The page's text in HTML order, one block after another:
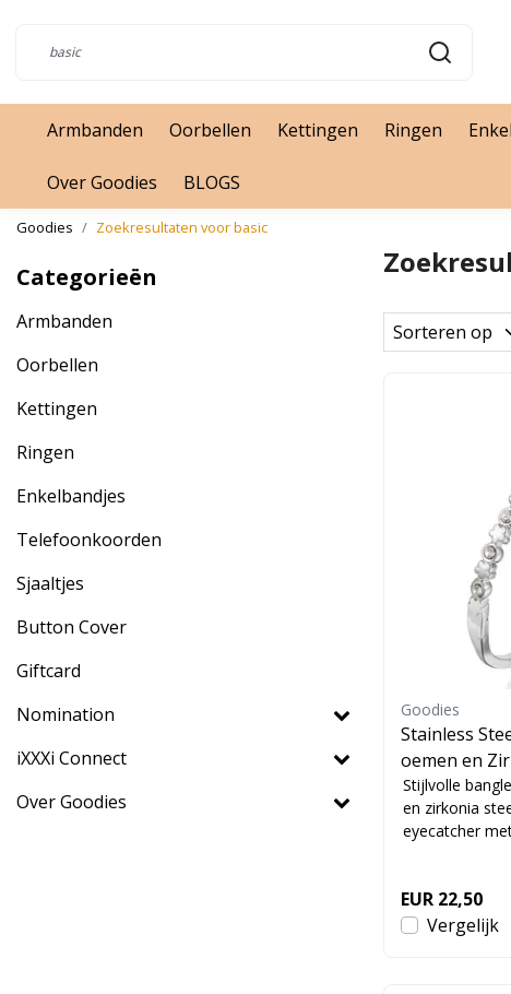
Armbanden Oorbellen Kettingen Ringen
Over Goodies BLOGS
Goodies Zoekresultaten voor basic
Categorieën
Armbanden
Oorbellen
Kettingen
Ringen
Enkelbandjes
Telefoonkoorden
Sjaaltjes
Button Cover
Giftcard
Nomination
iXXXi Connect
Over Goodies
Sorteren op
Goodies
Stainless
oemen en
Armband
Stijlvolle
en zirkonia
eyecatcher
EUR 22,50
Vergelijk